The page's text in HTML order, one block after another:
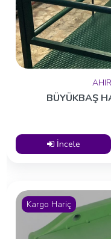
BÜYÜKBAŞ
İncele
Kargo Hariç